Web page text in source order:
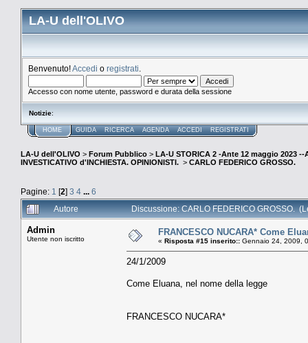
LA-U dell'OLIVO
Benvenuto!Accedi o registrati
Accesso con nome utente, password e durata della sessione
Notizie:
HOME GUIDA RICERCA AGENDA ACCEDI REGISTRATI
LA-U dell'OLIVO > Forum Pubblico > LA-U STORICA 2 -Ante 12 maggio 2023 --
INVESTICATIVO d'INCHIESTA. OPINIONISTI. > CARLO FEDERICO GROSSO.
Pagine: 1 [2] 3 4 ... 6
Autore
Discussione: CARLO FEDERICO GROSSO.
Admin
Utente non iscritto
FRANCESCO NUCARA* Come
« Risposta #15 inserito:: Gennaio 24, 2009,
24/1/2009
Come Eluana, nel nome della legge
FRANCESCO NUCARA*